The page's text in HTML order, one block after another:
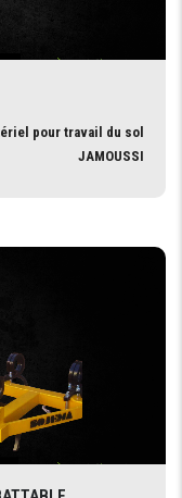
pour travail du sol
JAMOUSSI